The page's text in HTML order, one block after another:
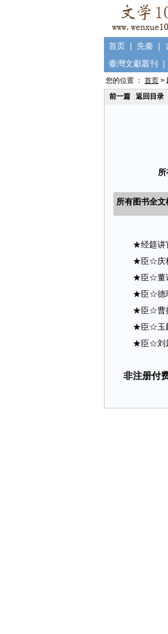
首页 | 先秦 |
臺灣文獻叢刊
|
您的位置 ： 首页 >
前一篇
返回目录
★经筵讲官
★臣☆庆桂
★臣☆董诰
★臣☆德瑛
★臣☆曹振
★臣☆玉麟
★臣☆刘凤诰
非注册付